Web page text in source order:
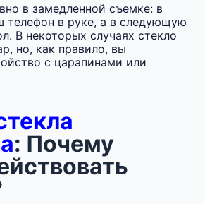
в замедленной съемке: в
телефон в руке, а в следующую
В некоторых случаях стекло
но, как правило, вы
с царапинами или
: Почему